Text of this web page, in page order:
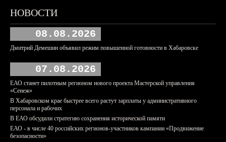
НОВОСТИ
08.08.2026
Дмитрий Демешин объявил режим повышенной готовности в Хабаровске
07.08.2026
ЕАО станет пилотным регионом нового проекта Мастерской управления
«Сенеж»
В Хабаровском крае быстрее всего растут зарплаты у административного
персонала и рабочих
В ЕАО обсудили стратегию сохранения исторической памяти
ЕАО - в числе 40 российских регионов-участников кампании «Продвижение
безопасности»